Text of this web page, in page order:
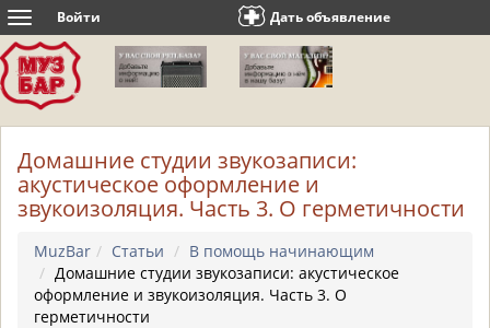
Toggle
navigation
Войти Дать объявление
Домашние студии звукозаписи:
акустическое оформление и
звукоизоляция. Часть 3. О герметичности
MuzBar Статьи
В помощь начинающим
Домашние студии звукозаписи: акустическое
оформление и звукоизоляция. Часть 3. О
герметичности